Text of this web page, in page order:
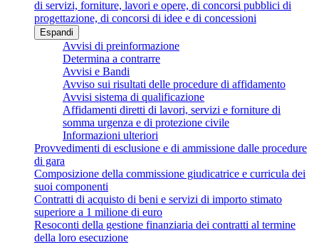
di servizi, forniture, lavori e opere, di concorsi pubblici di
progettazione, di concorsi di idee e di concessioni
Espandi
Avvisi di preinformazione
Determina a contrarre
Avvisi e Bandi
Avviso sui risultati delle procedure di affidamento
Avvisi sistema di qualificazione
Affidamenti diretti di lavori, servizi e forniture di
somma urgenza e di protezione civile
Informazioni ulteriori
Provvedimenti di esclusione e di ammissione dalle procedure
di gara
Composizione della commissione giudicatrice e curricula dei
suoi componenti
Contratti di acquisto di beni e servizi di importo stimato
superiore a 1 milione di euro
Resoconti della gestione finanziaria dei contratti al termine
della loro esecuzione